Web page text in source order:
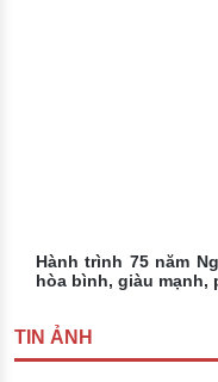
Hành trình 75 năm
hòa bình, giàu mạnh,
TIN ẢNH